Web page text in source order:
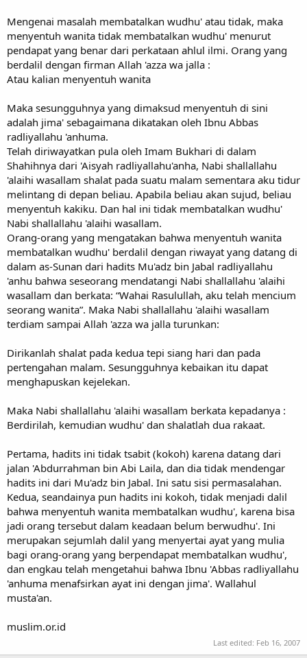
Mengenai masalah membatalkan wudhu' atau tidak, maka
menyentuh wanita tidak membatalkan wudhu' menurut
pendapat yang benar dari perkataan ahlul ilmi. Orang yang
berdalil dengan firman Allah 'azza wa jalla :
Atau kalian menyentuh wanita
Maka sesungguhnya yang dimaksud menyentuh di sini
adalah jima' sebagaimana dikatakan oleh Ibnu Abbas
radliyallahu 'anhuma.
Telah diriwayatkan pula oleh Imam Bukhari di dalam
Shahihnya dari 'Aisyah radliyallahu'anha, Nabi shallallahu
'alaihi wasallam shalat pada suatu malam sementara aku tidur
melintang di depan beliau. Apabila beliau akan sujud, beliau
menyentuh kakiku. Dan hal ini tidak membatalkan wudhu'
Nabi shallallahu 'alaihi wasallam.
Orang-orang yang mengatakan bahwa menyentuh wanita
membatalkan wudhu' berdalil dengan riwayat yang datang di
dalam as-Sunan dari hadits Mu'adz bin Jabal radliyallahu
'anhu bahwa seseorang mendatangi Nabi shallallahu 'alaihi
wasallam dan berkata: “Wahai Rasulullah, aku telah mencium
seorang wanita”. Maka Nabi shallallahu 'alaihi wasallam
terdiam sampai Allah 'azza wa jalla turunkan:
Dirikanlah shalat pada kedua tepi siang hari dan pada
pertengahan malam. Sesungguhnya kebaikan itu dapat
menghapuskan kejelekan.
Maka Nabi shallallahu 'alaihi wasallam berkata kepadanya :
Berdirilah, kemudian wudhu' dan shalatlah dua rakaat.
Pertama, hadits ini tidak tsabit (kokoh) karena datang dari
jalan 'Abdurrahman bin Abi Laila, dan dia tidak mendengar
hadits ini dari Mu'adz bin Jabal. Ini satu sisi permasalahan.
Kedua, seandainya pun hadits ini kokoh, tidak menjadi dalil
bahwa menyentuh wanita membatalkan wudhu', karena bisa
jadi orang tersebut dalam keadaan belum berwudhu'. Ini
merupakan sejumlah dalil yang menyertai ayat yang mulia
bagi orang-orang yang berpendapat membatalkan wudhu',
dan engkau telah mengetahui bahwa Ibnu 'Abbas radliyallahu
'anhuma menafsirkan ayat ini dengan jima'. Wallahul
musta'an.
muslim.or.id
Last edited: Feb 16, 2007